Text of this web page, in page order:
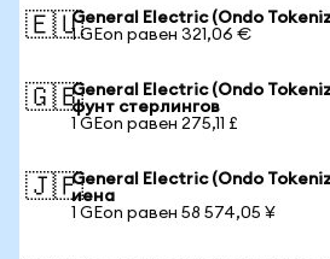
🇪🇺General Electric (Ondo
1 GEon равен 321,06 €
🇬🇧General Electric (Ondo
фунт стерлингов
1 GEon равен 275,11 £
🇯🇵General Electric (Ondo
иена
1 GEon равен 58 574,05 ¥